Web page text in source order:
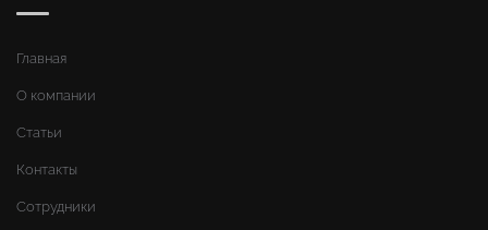
Главная
О компании
Статьи
Контакты
Сотрудники